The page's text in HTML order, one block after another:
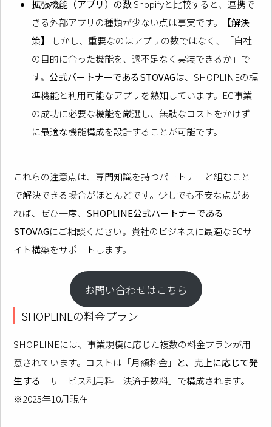
拡張機能（アプリ）の数Shopifyと比較すると、連携で
きる外部アプリの種類が少ない点は事実です。
【解決
策】
しかし、重要なのはアプリの数ではなく、「自社
の目的に合った機能を、過不足なく実装できるか」で
す。 公式パートナーであるSTOVAGは、SHOPLINEの標
準機能と利用可能なアプリを熟知しています。EC事業
の成功に必要な機能を厳選し、無駄なコストをかけず
に最適な機能構成を設計することが可能です。
これらの注意点は、専門知識を持つパートナーと組むこと
で解決できる場合がほとんどです。少しでも不安な点があ
れば、ぜひ一度、 SHOPLINE公式パートナーである
STOVAGにご相談ください。貴社のビジネスに最適なECサ
イト構築をサポートします。
お問い合わせはこちら
SHOPLINEの料金プラン
SHOPLINEには、事業規模に応じた複数の料金プランが用
意されています。コストは「月額料金」
と、売上に応じて発
生する 「サービス利用料＋決済手数料」で構成されます。
※2025年10月現在